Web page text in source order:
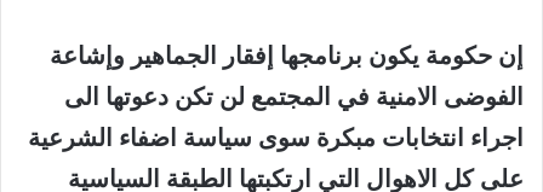
إن حكومة يكون برنامجها إفقار الجماهير وإشاعة
الفوضى الامنية في المجتمع لن تكن دعوتها الى
اجراء انتخابات مبكرة سوى سياسة اضفاء الشرعية
على كل الاهوال التي ارتكبتها الطبقة السياسية